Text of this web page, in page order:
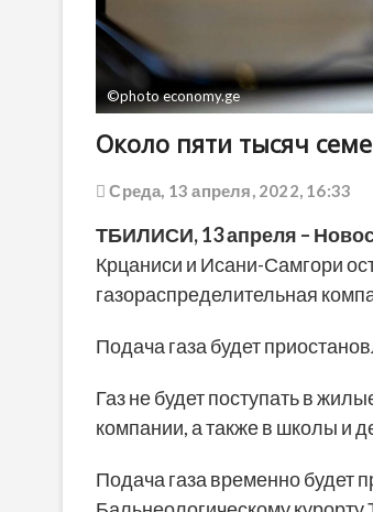
©photo economy.ge
Около пяти тысяч
Среда, 13 апреля, 2022, 16:33
ТБИЛИСИ, 13 апреля –
Крцаниси и Исани-Самгори
газораспределительная
Подача газа будет
Газ не будет поступать в
компании, а также в школы и
Подача газа временно будет